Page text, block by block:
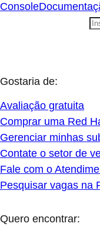
Console
Gostaria de:
Avaliação gratuita
Comprar uma Red
Gerenciar minhas
Contate o setor de
Fale com o
Pesquisar vagas na
Quero encontrar: